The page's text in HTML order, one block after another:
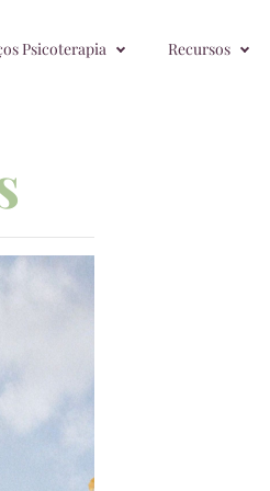
Psicoterapia Recursos